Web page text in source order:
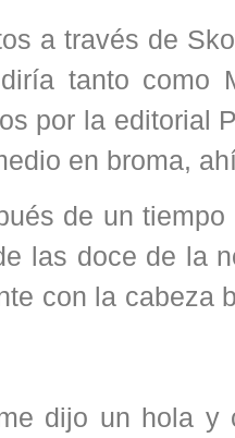
a través de
tanto como
por la editorial
en broma,
de un
las doce de la
con la cabeza
dijo un hola y